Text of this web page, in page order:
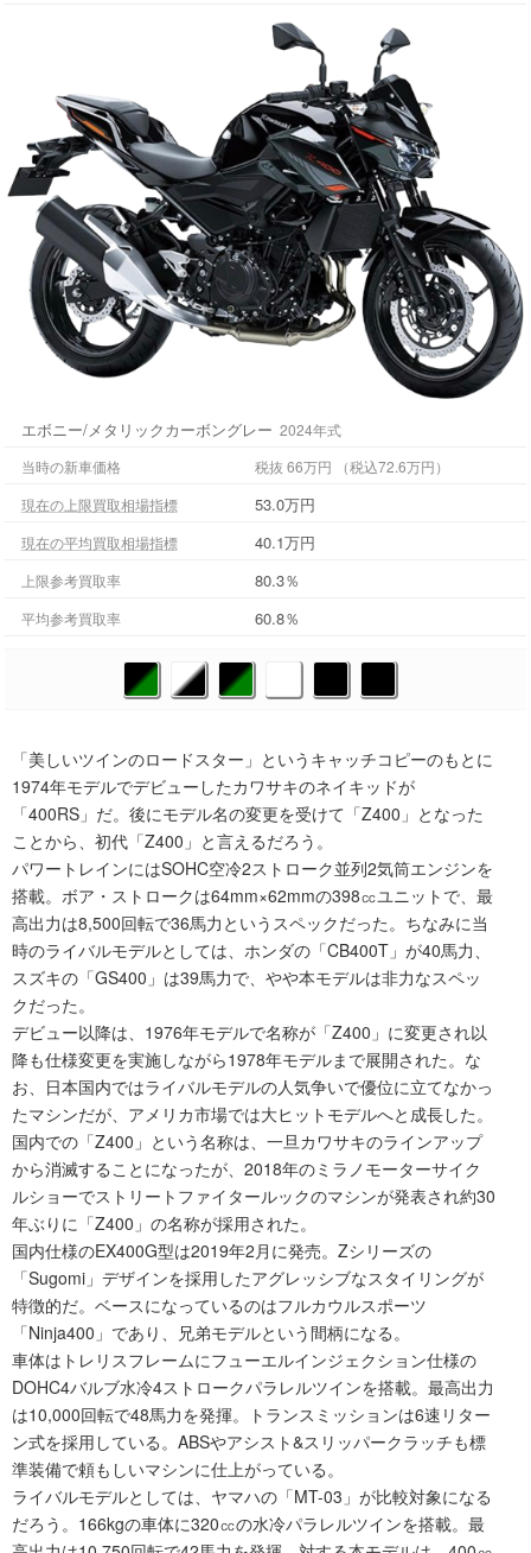
エボニー/メタリックカーボングレー 2024年式
当時の新車価格
税抜 66万円 （税込72.6万円）
現在の上限買取相場指標
53.0万円
現在の平均買取相場指標 40.1万円
上限参考買取率 80.3％
平均参考買取率 60.8％
「美しいツインのロードスター」というキャッチコピーのもとに
1974年モデルでデビューしたカワサキのネイキッドが
「400RS」だ。後にモデル名の変更を受けて「Z400」となった
ことから、初代「Z400」と言えるだろう。
パワートレインにはSOHC空冷2ストローク並列2気筒エンジンを
搭載。ボア・ストロークは64mm×62mmの398㏄ユニットで、最
高出力は8,500回転で36馬力というスペックだった。ちなみに当
時のライバルモデルとしては、ホンダの「CB400T」が40馬力、
スズキの「GS400」は39馬力で、やや本モデルは非力なスペッ
クだった。
デビュー以降は、1976年モデルで名称が「Z400」に変更され以
降も仕様変更を実施しながら1978年モデルまで展開された。な
お、日本国内ではライバルモデルの人気争いで優位に立てなかっ
たマシンだが、アメリカ市場では大ヒットモデルへと成長した。
国内での「Z400」という名称は、一旦カワサキのラインアップ
から消滅することになったが、2018年のミラノモーターサイク
ルショーでストリートファイタールックのマシンが発表され約30
年ぶりに「Z400」の名称が採用された。
国内仕様のEX400G型は2019年2月に発売。Zシリーズの
「Sugomi」デザインを採用したアグレッシブなスタイリングが
特徴的だ。ベースになっているのはフルカウルスポーツ
「Ninja400」であり、兄弟モデルという間柄になる。
車体はトレリスフレームにフューエルインジェクション仕様の
DOHC4バルブ水冷4ストロークパラレルツインを搭載。最高出力
は10,000回転で48馬力を発揮。トランスミッションは6速リター
ン式を採用している。ABSやアシスト&スリッパークラッチも標
準装備で頼もしいマシンに仕上がっている。
ライバルモデルとしては、ヤマハの「MT-03」が比較対象になる
だろう。166kgの車体に320㏄の水冷パラレルツインを搭載。最